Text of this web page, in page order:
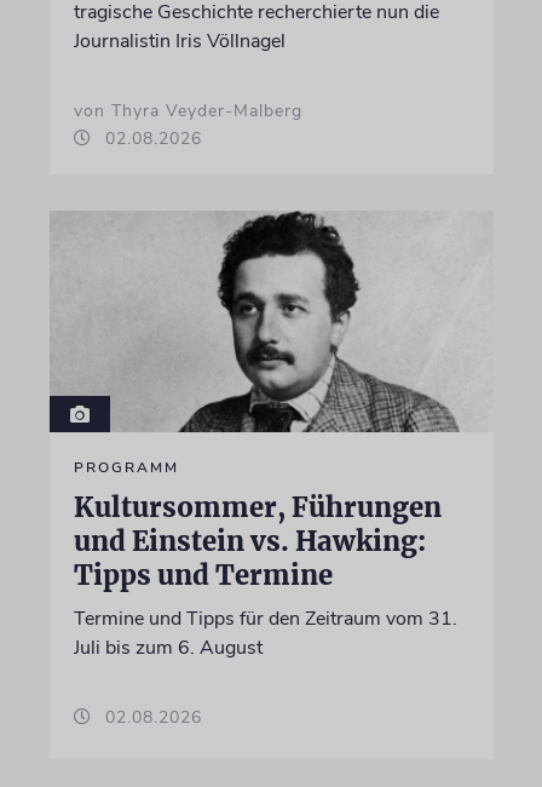
tragische Geschichte recherchierte nun die
Journalistin Iris Völlnagel
von Thyra Veyder-Malberg
02.08.2026
PROGRAMM
Kultursommer, Führungen
und Einstein vs. Hawking:
Tipps und Termine
Termine und Tipps für den Zeitraum vom 31.
Juli bis zum 6. August
02.08.2026